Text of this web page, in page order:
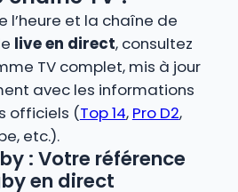
l’heure et la chaîne de
live en direct, consultez
TV complet, mis à jour
avec les informations
officiels (Top 14, Pro D2,
etc.).
: Votre référence
en direct